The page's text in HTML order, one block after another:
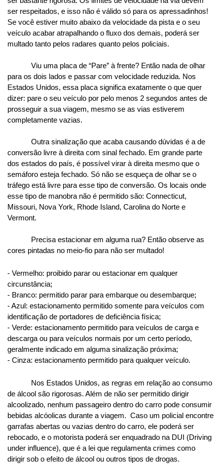
ser respeitados, e isso não é válido só para os apressadinhos!
Se você estiver muito abaixo da velocidade da pista e o seu
veículo acabar atrapalhando o fluxo dos demais, poderá ser
multado tanto pelos radares quanto pelos policiais.
Viu uma placa de “Pare” à frente? Então nada de olhar
para os dois lados e passar com velocidade reduzida. Nos
Estados Unidos, essa placa significa exatamente o que quer
dizer: pare o seu veículo por pelo menos 2 segundos antes de
prosseguir a sua viagem, mesmo se as vias estiverem
completamente vazias.
Outra sinalização que acaba causando dúvidas é a de
conversão livre à direita com sinal fechado. Em grande parte
dos estados do país, é possível virar à direita mesmo que o
semáforo esteja fechado. Só não se esqueça de olhar se o
tráfego está livre para esse tipo de conversão. Os locais onde
esse tipo de manobra não é permitido são: Connecticut,
Missouri, Nova York, Rhode Island, Carolina do Norte e
Vermont.
Precisa estacionar em alguma rua? Então observe as
cores pintadas no meio-fio para não ser multado!
- Vermelho: proibido parar ou estacionar em qualquer
circunstância;
- Branco: permitido parar para embarque ou desembarque;
- Azul: estacionamento permitido somente para veículos com
identificação de portadores de deficiência física;
- Verde: estacionamento permitido para veículos de carga e
descarga ou para veículos normais por um certo período,
geralmente indicado em alguma sinalização próxima;
- Cinza: estacionamento permitido para qualquer veículo.
Nos Estados Unidos, as regras em relação ao consumo
de álcool são rigorosas. Além de não ser permitido dirigir
alcoolizado, nenhum passageiro dentro do carro pode consumir
bebidas alcóolicas durante a viagem.  Caso um policial encontre
garrafas abertas ou vazias dentro do carro, ele poderá ser
rebocado, e o motorista poderá ser enquadrado na DUI (Driving
under influence), que é a lei que regulamenta crimes como
dirigir sob o efeito de álcool ou outros tipos de drogas.
Nós utilizamos cookies
Este site utiliza cookies para melhorar a sua experiência de
usuário.
informações.
Aceitar tudo
Personalizar